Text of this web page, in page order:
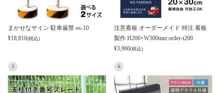
まかせなサイン 駐車厳禁 os-10
¥18,810(税込)
注意看板 オーダーメイド 特注 看板
製作 H200×W300mm order-t200
¥3,960(税込)
5 6